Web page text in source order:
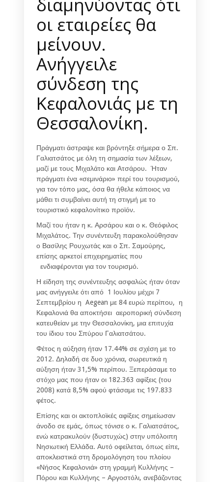
οι εταιρείες θα
μείνουν.
Ανήγγειλε
σύνδεση της
Κεφαλονιάς με τη
Θεσσαλονίκη.
Πράγματι άστραψε και βρόντηξε σήμερα ο Σπ.
Γαλιατσάτος με όλη τη σημασία των λέξεων,
μαζί με τους Μιχαλάτο και Ατσάρου. Ήταν
πράγματι ένα «σεμινάριο» περί του τουρισμού,
για τον τόπο μας, όσα θα ήθελε κάποιος να
μάθει τι συμβαίνει αυτή τη στιγμή με το
τουριστικό κεφαλονίτικο προϊόν.
Μαζί του ήταν η κ. Αρσάρου και ο κ. Θεόφιλος
Μιχαλάτος. Την συνέντευξη παρακολούθησαν
ο Βασίλης Ρουχωτάς και ο Σπ. Σαμούρης,
επίσης αρκετοί επιχειρηματίες που
ενδιαφέρονται για τον τουρισμό.
Η είδηση της συνέντευξης ασφαλώς ήταν όταν
μας ανήγγειλε ότι από 1 Ιουλίου μέχρι 7
Σεπτεμβρίου η Aegean με 84 ευρώ περίπου, η
Κεφαλονιά θα αποκτήσει αεροπορική σύνδεση
κατευθείαν με την Θεσσαλονίκη, μια επιτυχία
του ίδιου του Σπύρου Γαλιατσάτου.
Φέτος η αύξηση ήταν 17.44% σε σχέση με το
2012. Δηλαδή σε δυο χρόνια, σωρευτικά η
αύξηση ήταν 31,5% περίπου. Ξεπεράσαμε το
στόχο μας που ήταν οι 182.363 αφίξεις (του
2008) κατά 8,5% αφού φτάσαμε τις 197.833
φέτος.
Επίσης και οι ακτοπλοϊκές αφίξεις σημείωσαν
άνοδο σε εμάς, όπως τόνισε ο κ. Γαλιατσάτος,
ενώ κατρακυλούν (δυστυχώς) στην υπόλοιπη
Νησιωτική Ελλάδα. Αυτό οφείλεται, όπως είπε,
αποκλειστικά στη δρομολόγηση του πλοίου
«Νήσος Κεφαλονιά» στη γραμμή Κυλλήνης –
Πόρου και Κυλλήνης – Αργοστόλι, ανεβάζοντας